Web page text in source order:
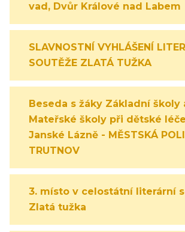
vad, Dvůr Králové nad Labem
SLAVNOSTNÍ VYHLÁŠENÍ
SOUTĚŽE ZLATÁ TUŽKA
Beseda s žáky Základní školy
Mateřské školy při dětské
Janské Lázně - MĚSTSKÁ
TRUTNOV
3. místo v celostátní literární
Zlatá tužka